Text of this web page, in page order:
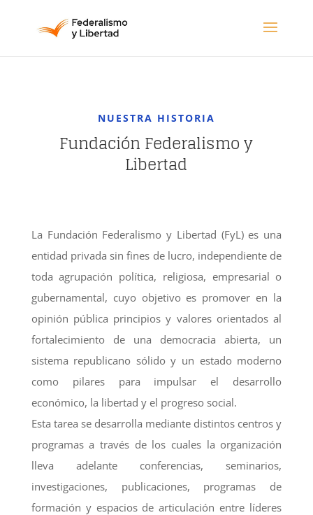
NUESTRA HISTORIA
Fundación Federalismo y
Libertad
La Fundación Federalismo y Libertad (FyL) es una
entidad privada sin fines de lucro, independiente de
toda agrupación política, religiosa, empresarial o
gubernamental, cuyo objetivo es promover en la
opinión pública principios y valores orientados al
fortalecimiento de una democracia abierta, un
sistema republicano sólido y un estado moderno
como pilares para impulsar el desarrollo
económico, la libertad y el progreso social.
Esta tarea se desarrolla mediante distintos centros y
programas a través de los cuales la organización
lleva adelante conferencias, seminarios,
investigaciones, publicaciones, programas de
formación y espacios de articulación entre líderes